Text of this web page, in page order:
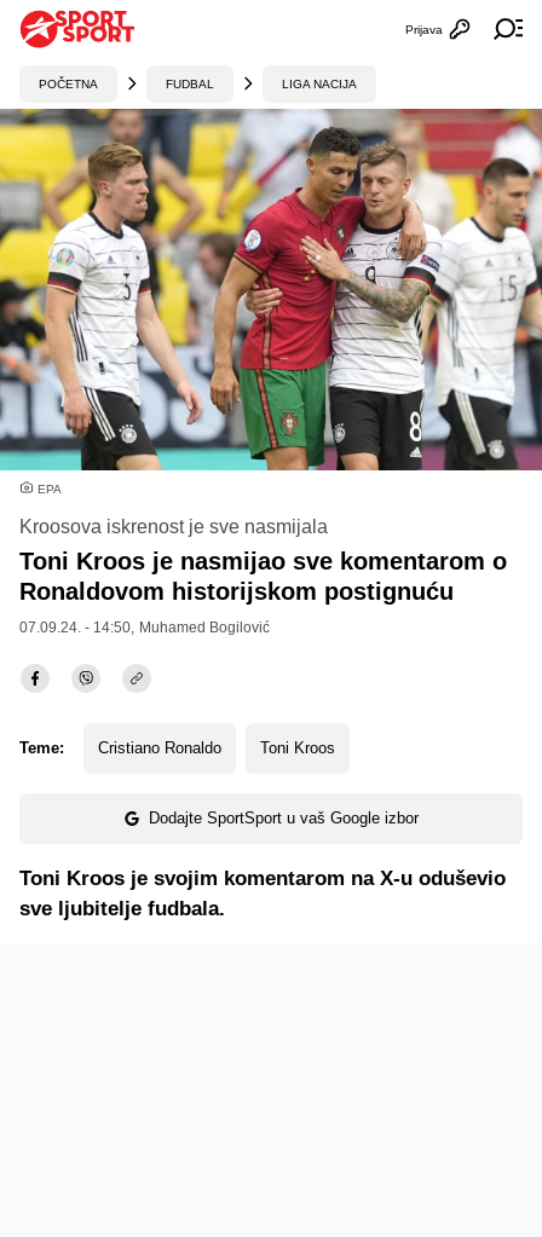
Otvori
Prijava
POČETNA FUDBAL LIGA NACIJA
EPA
Kroosova iskrenost je sve nasmijala
Toni Kroos je nasmijao sve komentarom o
Ronaldovom historijskom postignuću
07.09.24. - 14:50, Muhamed Bogilović
Teme: Cristiano Ronaldo Toni Kroos
Dodajte SportSport u vaš Google izbor
Toni Kroos je svojim komentarom na X-u oduševio
sve ljubitelje fudbala.